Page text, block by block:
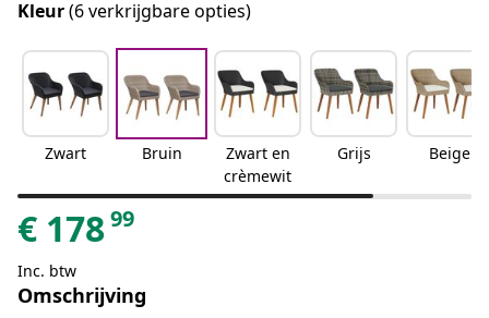
Kleur(6 verkrijgbare opties)
Zwart Bruin
Zwart en
crèmewit
Grijs Beige
€ 17899
Inc. btw
Omschrijving